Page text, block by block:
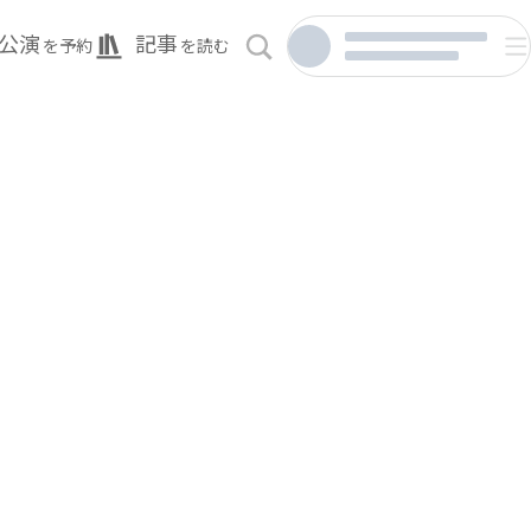
公演 を予約 記事 を読む